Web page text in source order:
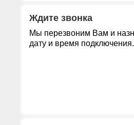
Ждите звонка
Мы перезвоним Вам и
дату и время подключения.